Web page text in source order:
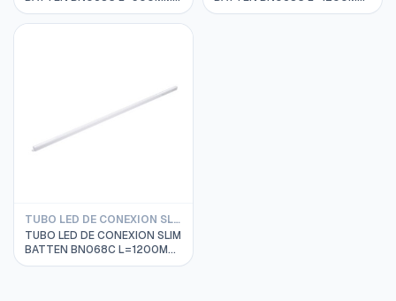
10.6 3000K 220-240VAC
20000HRS PHILIPS
14W 3000K 220-240VAC
TUBO LED DE CONEXION SLIM BATTEN PHILIPS
TUBO LED DE CONEXION SLIM
BATTEN BN068C L=1200MM
14W 4000K 220-240VAC